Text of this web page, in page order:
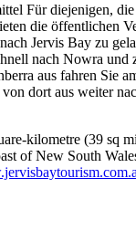
Für diejenigen,
die öffentlichen
Jervis Bay zu
nach Nowra und
aus fahren Sie
dort aus weiter
kilometre (39 sq
of New South